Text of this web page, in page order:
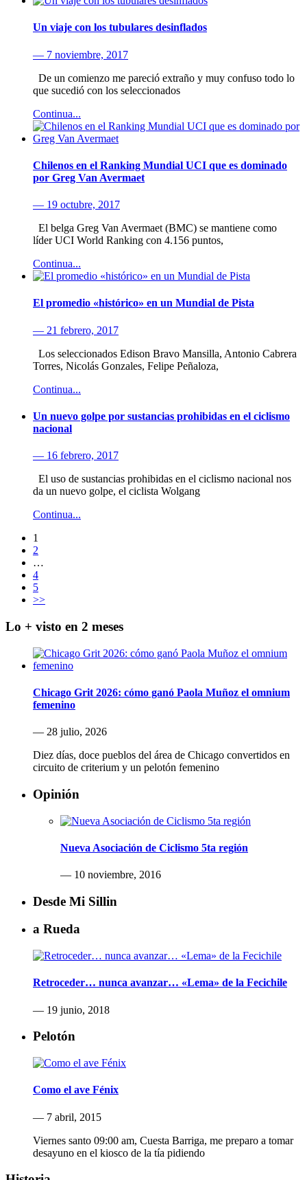
Un viaje con los tubulares desinflados
— 7 noviembre, 2017
De un comienzo me pareció extraño y muy confuso todo lo
que sucedió con los seleccionados
Continua...
Chilenos en el Ranking Mundial UCI que es dominado
por Greg Van Avermaet
— 19 octubre, 2017
El belga Greg Van Avermaet (BMC) se mantiene como
líder UCI World Ranking con 4.156 puntos,
Continua...
El promedio «histórico» en un Mundial de Pista
— 21 febrero, 2017
Los seleccionados Edison Bravo Mansilla, Antonio Cabrera
Torres, Nicolás Gonzales, Felipe Peñaloza,
Continua...
Un nuevo golpe por sustancias prohibidas en el ciclismo
nacional
— 16 febrero, 2017
El uso de sustancias prohibidas en el ciclismo nacional nos
da un nuevo golpe, el ciclista Wolgang
Continua...
1
2
…
4
5
>>
Lo + visto en 2 meses
Chicago Grit 2026: cómo ganó Paola Muñoz el omnium
femenino
— 28 julio, 2026
Diez días, doce pueblos del área de Chicago convertidos en
circuito de criterium y un pelotón femenino
Opinión
Nueva Asociación de Ciclismo 5ta región
— 10 noviembre, 2016
Desde Mi Sillin
a Rueda
Retroceder… nunca avanzar… «Lema» de la Fecichile
— 19 junio, 2018
Pelotón
Como el ave Fénix
— 7 abril, 2015
Viernes santo 09:00 am, Cuesta Barriga, me preparo a tomar
desayuno en el kiosco de la tía pidiendo